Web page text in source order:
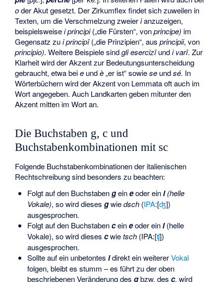
oder Akut gesetzt. Der Zirkumflex findet sich zuweilen in
Texten, um die Verschmelzung zweierianzuzeigen,
beispielsweisei principi(„die Fürsten“, vonprincipe) im
Gegensatz zui principî(„die Prinzipien“, ausprincipii, von
principio). Weitere Beispiele sindgli esercizîundi varî. Zur
Klarheit wird der Akzent zur Bedeutungsunterscheidung
gebraucht, etwa beie undè„er ist“ sowiese undsé. In
Wörterbüchern wird der Akzent von Lemmata oft auch im
Wort angegeben. Auch Landkarten geben mitunter den
Akzent mitten im Wort an.
Die Buchstaben g, c und
Buchstabenkombinationen mit sc
Folgende Buchstabenkombinationen der italienischen
Rechtschreibung sind besonders zu beachten:
Folgt auf den Buchstabengeineoder eini(helle
Vokale), so wird dieses gwiedsch(IPA:​[⁠ʤ⁠]​)
ausgesprochen.
Folgt auf den Buchstabenceineoder eini(helle
Vokale), so wird dieses cwietsch(IPA:​[⁠ʧ⁠]​)
ausgesprochen.
Sollte auf ein unbetontes idirekt ein weitererVokal
folgen, bleibt es stumm – es führt zu der oben
beschriebenen Veränderung des gbzw. des c, wird